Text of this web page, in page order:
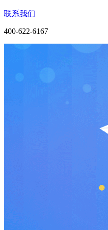
联系我们
400-622-6167